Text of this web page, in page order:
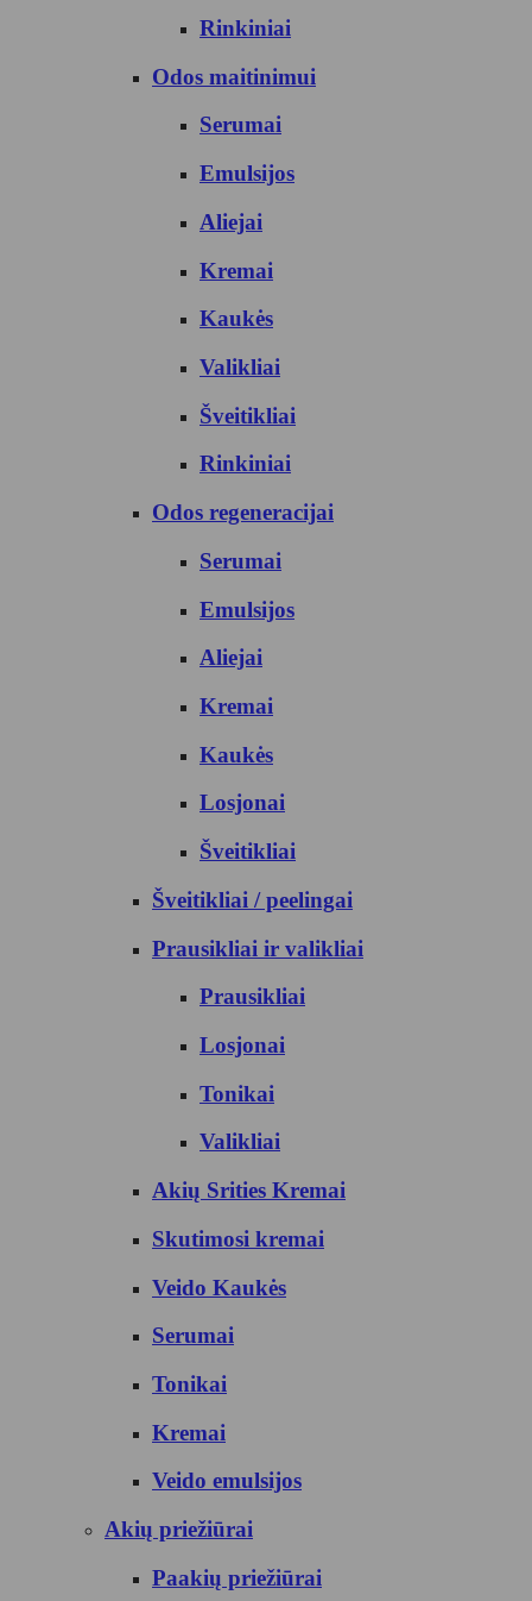
Rinkiniai
Odos maitinimui
Serumai
Emulsijos
Aliejai
Kremai
Kaukės
Valikliai
Šveitikliai
Rinkiniai
Odos regeneracijai
Serumai
Emulsijos
Aliejai
Kremai
Kaukės
Losjonai
Šveitikliai
Šveitikliai / peelingai
Prausikliai ir valikliai
Prausikliai
Losjonai
Tonikai
Valikliai
Akių Srities Kremai
Skutimosi kremai
Veido Kaukės
Serumai
Tonikai
Kremai
Veido emulsijos
Akių priežiūrai
Paakių priežiūrai